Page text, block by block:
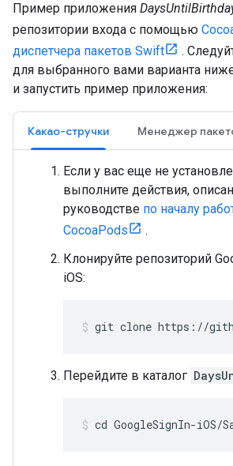
Пример приложения
репозитории входа с помощью
диспетчера пакетов Swift
.
для выбранного вами варианта
и запустить пример приложения:
Какао-стручки
Если у вас еще не
выполните действия,
руководстве по началу
CocoaPods
.
Клонируйте репозиторий
iOS:
git clone https://
Перейдите в каталог
cd GoogleSignIn-iOS/